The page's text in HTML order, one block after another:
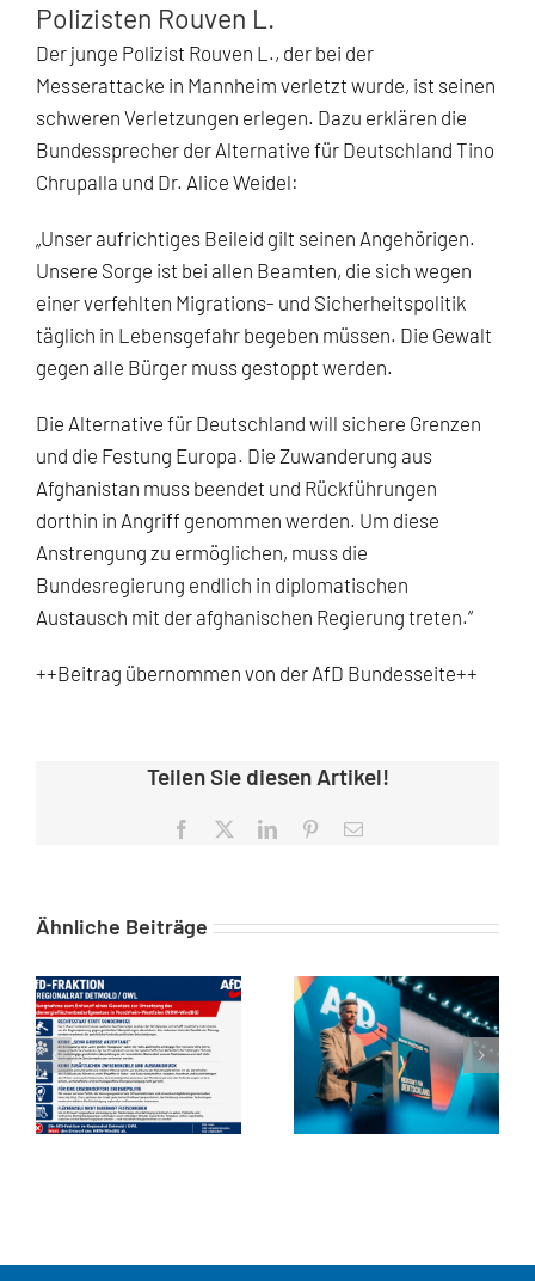
Polizisten Rouven L.
Der junge Polizist Rouven L., der bei der
Messerattacke in Mannheim verletzt wurde, ist seinen
schweren Verletzungen erlegen. Dazu erklären die
Bundessprecher der Alternative für Deutschland Tino
Chrupalla und Dr. Alice Weidel:
„Unser aufrichtiges Beileid gilt seinen Angehörigen.
Unsere Sorge ist bei allen Beamten, die sich wegen
einer verfehlten Migrations- und Sicherheitspolitik
täglich in Lebensgefahr begeben müssen. Die Gewalt
gegen alle Bürger muss gestoppt werden.
Die Alternative für Deutschland will sichere Grenzen
und die Festung Europa. Die Zuwanderung aus
Afghanistan muss beendet und Rückführungen
dorthin in Angriff genommen werden. Um diese
Anstrengung zu ermöglichen, muss die
Bundesregierung endlich in diplomatischen
Austausch mit der afghanischen Regierung treten.“
++Beitrag übernommen von der AfD Bundesseite++
Teilen Sie diesen Artikel!
Facebook LinkedInPinterest
E-
Ähnliche Beiträge